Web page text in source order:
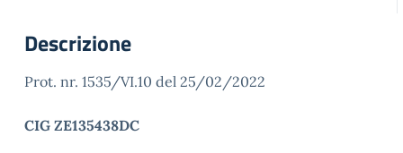
Descrizione
Prot. nr. 1535/VI.10 del 25/02/2022
CIG ZE135438DC